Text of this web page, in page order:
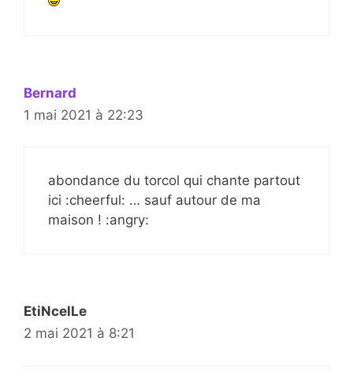
Bernard
1 mai 2021 à 22:23
abondance du torcol qui chante partout
ici :cheerful: … sauf autour de ma
maison ! :angry:
EtiNcelLe
2 mai 2021 à 8:21